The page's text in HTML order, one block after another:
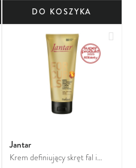
DO KOSZYKA
Dodaj do ulubionych
Jantar
Krem definiujący skręt fal i